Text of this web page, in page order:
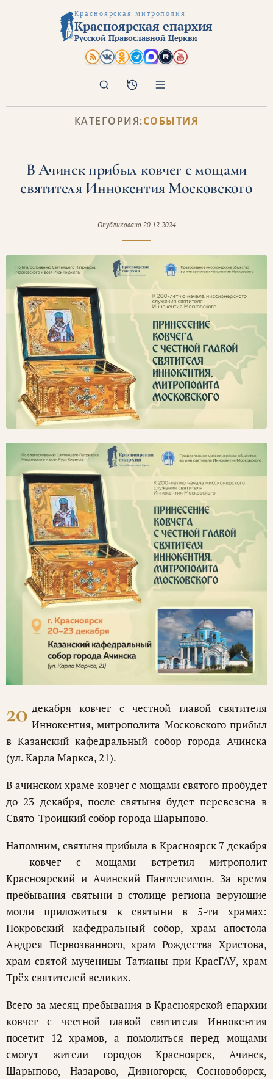
Красноярская митрополия
Красноярская епархия
Русской Православной Церкви
Архив
Поиск
КАТЕГОРИЯ:СОБЫТИЯ
В Ачинск прибыл ковчег с мощами
святителя Иннокентия Московского
Опубликовано 20.12.2024
20 декабря ковчег с честной главой святителя
Иннокентия, митрополита Московского прибыл
в Казанский кафедральный собор города Ачинска
(ул. Карла Маркса, 21).
В ачинском храме ковчег с мощами святого пробудет
до 23 декабря, после святыня будет перевезена в
Свято-Троицкий собор города Шарыпово.
Напомним, святыня прибыла в Красноярск 7 декабря
— ковчег с мощами встретил митрополит
Красноярский и Ачинский Пантелеимон. За время
пребывания святыни в столице региона верующие
могли приложиться к святыни в 5-ти храмах:
Покровский кафедральный собор, храм апостола
Андрея Первозванного, храм Рождества Христова,
храм святой мученицы Татианы при КрасГАУ, храм
Трёх святителей великих.
Всего за месяц пребывания в Красноярской епархии
ковчег с честной главой святителя Иннокентия
посетит 12 храмов, а помолиться перед мощами
смогут жители городов Красноярск, Ачинск,
Шарыпово, Назарово, Дивногорск, Сосновоборск,